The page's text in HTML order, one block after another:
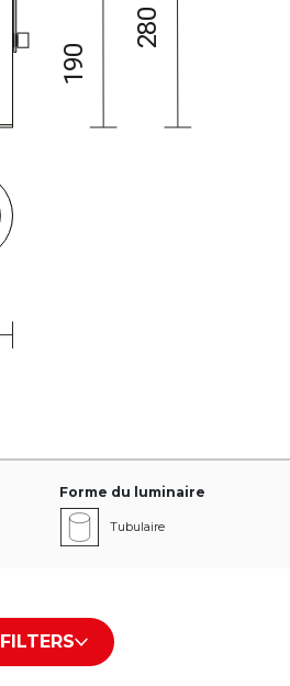
Forme du luminaire
Tubulaire
Couleur du boîtier
Blanc RAL9016
FILTERS